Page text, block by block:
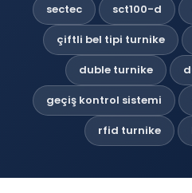
sectec sct100-d
çiftli bel tipi turnike
duble turnike
geçiş kontrol sistemi
rfid turnike